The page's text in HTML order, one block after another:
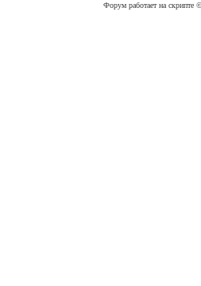
Форум работает на скрипте